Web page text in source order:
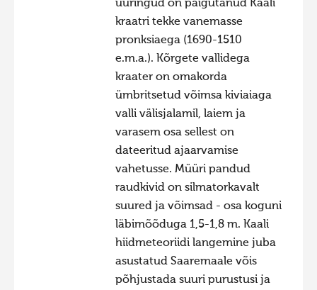
uuringud on paigutanud Kaali
kraatri tekke vanemasse
pronksiaega (1690-1510
e.m.a.). Kõrgete vallidega
kraater on omakorda
ümbritsetud võimsa kiviaiaga
valli välisjalamil, laiem ja
varasem osa sellest on
dateeritud ajaarvamise
vahetusse. Müüri pandud
raudkivid on silmatorkavalt
suured ja võimsad - osa koguni
läbimõõduga 1,5-1,8 m. Kaali
hiidmeteoriidi langemine juba
asustatud Saaremaale võis
põhjustada suuri purustusi ja